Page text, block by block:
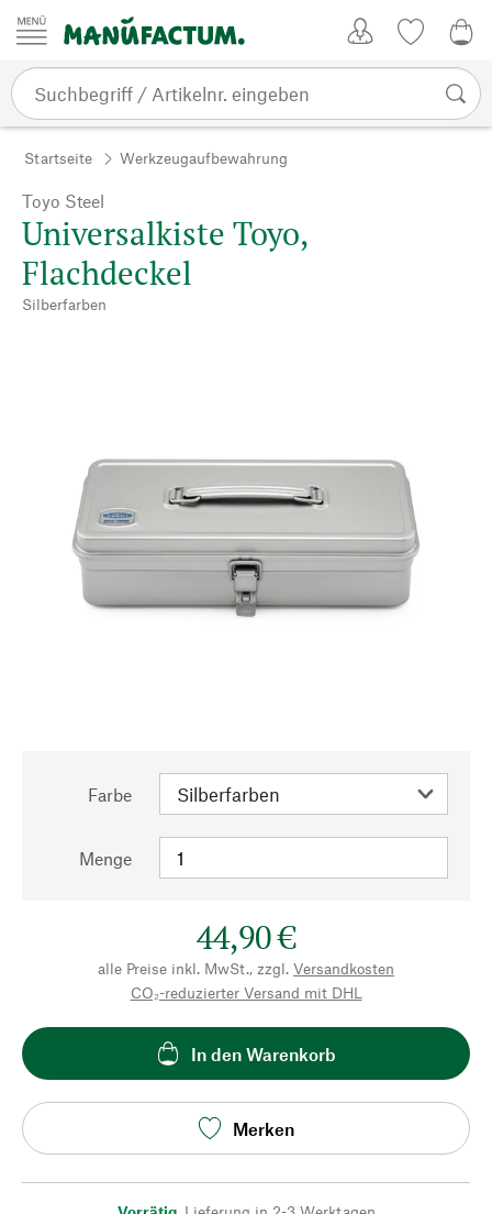
Zum Inhalt springen
Startseite Werkzeugaufbewahrung
Toyo Steel
Universalkiste Toyo,
Flachdeckel
Silberfarben
Farbe
Menge
44,90 €
alle Preise inkl. MwSt., zzgl. Versandkosten
CO₂-reduzierter Versand mit DHL
In den Warenkorb
Merken